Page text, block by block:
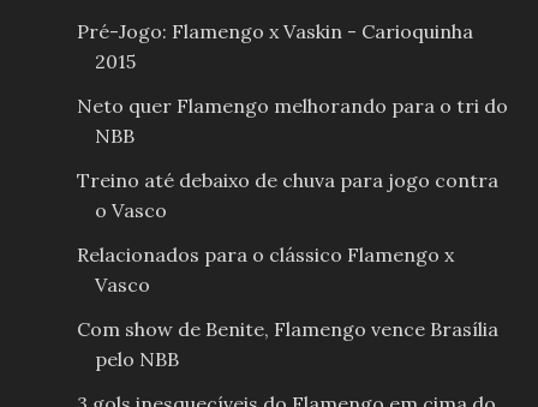
Pré-Jogo: Flamengo x Vaskin - Carioquinha
2015
Neto quer Flamengo melhorando para o tri do
NBB
Treino até debaixo de chuva para jogo contra
o Vasco
Relacionados para o clássico Flamengo x
Vasco
Com show de Benite, Flamengo vence Brasília
pelo NBB